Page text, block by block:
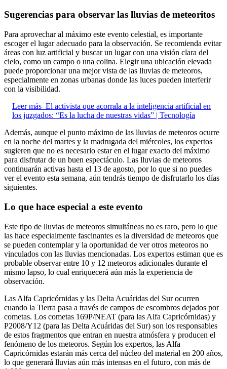
Sugerencias para observar las lluvias de meteoritos
Para aprovechar al máximo este evento celestial, es importante
escoger el lugar adecuado para la observación. Se recomienda evitar
áreas con luz artificial y buscar un lugar con una visión clara del
cielo, como un campo o una colina. Elegir una ubicación elevada
puede proporcionar una mejor vista de las lluvias de meteoros,
especialmente en zonas urbanas donde las luces pueden interferir
con la visibilidad.
Leer más El activista que acorrala a la inteligencia artificial en
los juzgados: “Es la lucha de nuestras vidas” | Tecnología
Además, aunque el punto máximo de las lluvias de meteoros ocurre
en la noche del martes y la madrugada del miércoles, los expertos
sugieren que no es necesario estar en el lugar exacto del máximo
para disfrutar de un buen espectáculo. Las lluvias de meteoros
continuarán activas hasta el 13 de agosto, por lo que si no puedes
ver el evento esta semana, aún tendrás tiempo de disfrutarlo los días
siguientes.
Lo que hace especial a este evento
Este tipo de lluvias de meteoros simultáneas no es raro, pero lo que
las hace especialmente fascinantes es la diversidad de meteoros que
se pueden contemplar y la oportunidad de ver otros meteoros no
vinculados con las lluvias mencionadas. Los expertos estiman que es
probable observar entre 10 y 12 meteoros adicionales durante el
mismo lapso, lo cual enriquecerá aún más la experiencia de
observación.
Las Alfa Capricórnidas y las Delta Acuáridas del Sur ocurren
cuando la Tierra pasa a través de campos de escombros dejados por
cometas. Los cometas 169P/NEAT (para las Alfa Capricórnidas) y
P2008/Y12 (para las Delta Acuáridas del Sur) son los responsables
de estos fragmentos que entran en nuestra atmósfera y producen el
fenómeno de los meteoros. Según los expertos, las Alfa
Capricórnidas estarán más cerca del núcleo del material en 200 años,
lo que generará lluvias aún más intensas en el futuro, con más de